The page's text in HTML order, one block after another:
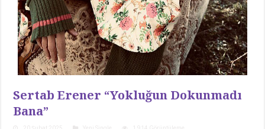
Sertab Erener “Yokluğun Dokunmadı
Bana”